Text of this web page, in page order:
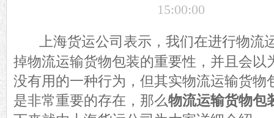
15:00:00
上海货运公司表示，我们在进行物流
掉物流运输货物包装的重要性，并且会以
没有用的一种行为，但其实物流运输货物
是非常重要的存在，那么物流运输货物包